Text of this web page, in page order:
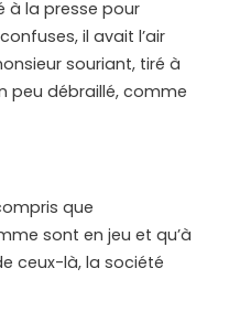
à la presse pour
il avait l’air
souriant, tiré à
peu débraillé, comme
que
sont en jeu et qu’à
ceux-là, la société